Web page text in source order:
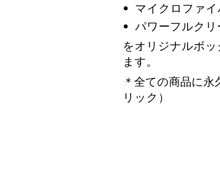
マイクロファ
パワーフルク
をオリジナルボ
ます。
＊全ての商品に
リック）